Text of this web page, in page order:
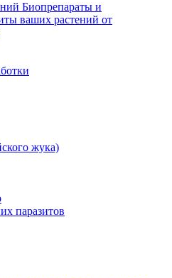
Биопрепараты и
ваших растений от
жука)
паразитов